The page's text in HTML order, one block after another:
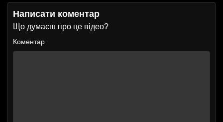
Написати коментар
Що думаєш про це відео?
Коментар